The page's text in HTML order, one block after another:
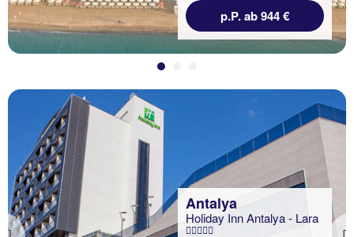
p.P. ab 944 €
Antalya
Holiday Inn Antalya - Lara